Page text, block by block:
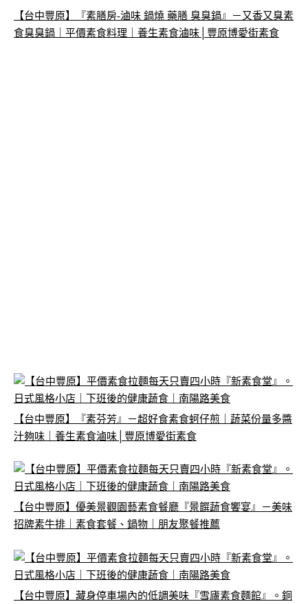
【台中豐原】『素膳房-滷味 鍋燒 藥膳 臭臭鍋』－又香又臭素
食臭臭鍋｜平價素食料理｜養生素食滷味│豐原博愛街素食
【台中豐原】『素芬芳』－超好食素食蚵仔煎｜蔬菜份量多醬
汁夠味｜養生素食滷味│豐原博愛街素食
【台中豐原】優美景觀園藝素食餐廳『景饌蔬食饗宴』－美味
招牌素牛排｜素食套餐、鍋物｜朋友聚餐推薦
【台中豐原】藏身停車場內的低調美味『雪廬素食麵館』。銅